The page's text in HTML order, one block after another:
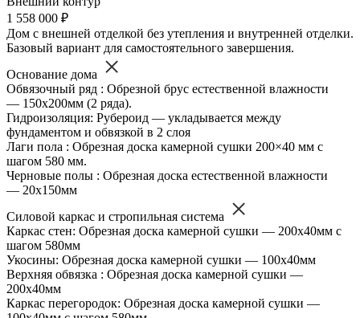
1 558 000 ₽
Дом с внешней отделкой без утепления и внутренней отделки.
Базовый вариант для самостоятельного завершения.
Основание дома
Обвязочный ряд : Обрезной брус естественной влажности
— 150х200мм (2 ряда).
Гидроизоляция: Рубероид — укладывается между
фундаментом и обвязкой в 2 слоя
Лаги пола : Обрезная доска камерной сушки 200×40 мм с
шагом 580 мм.
Черновые полы : Обрезная доска естественной влажности
— 20х150мм
Силовой каркас и стропильная система
Каркас стен: Обрезная доска камерной сушки — 200х40мм с
шагом 580мм
Укосины: Обрезная доска камерной сушки — 100х40мм
Верхняя обвязка : Обрезная доска камерной сушки —
200х40мм
Каркас перегородок: Обрезная доска камерной сушки —